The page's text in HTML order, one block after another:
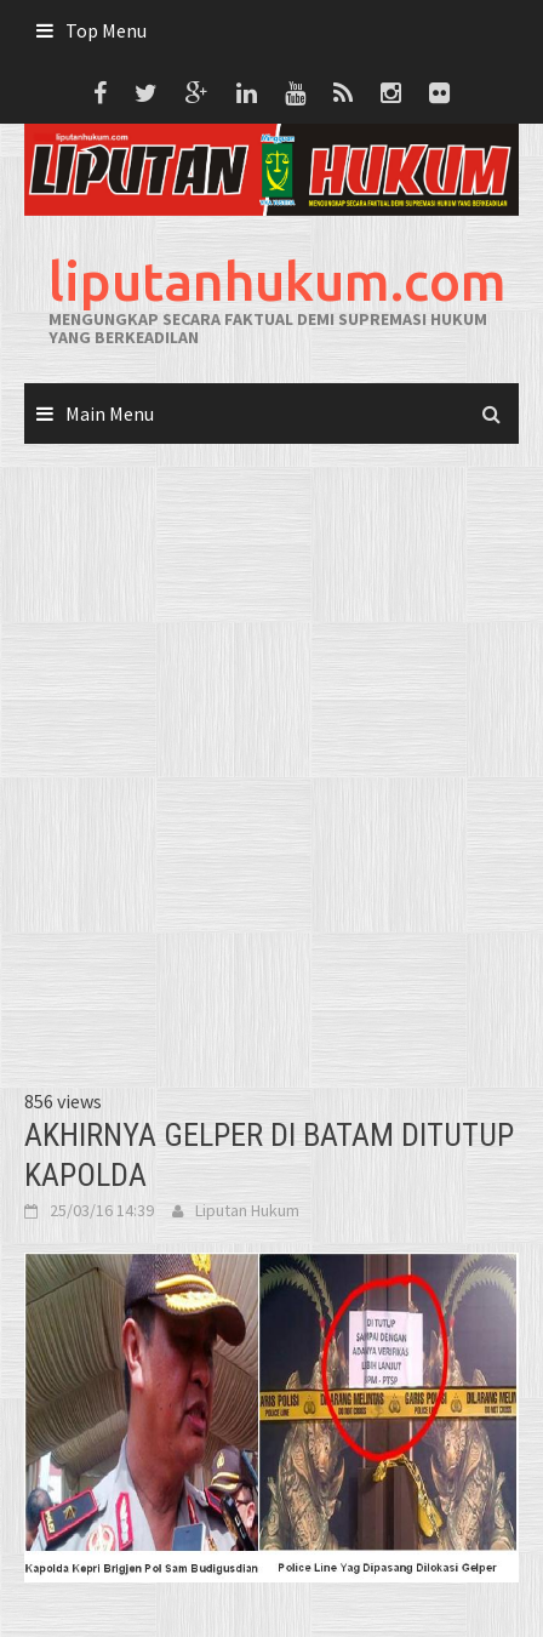
Top Menu
liputanhukum.com
MENGUNGKAP SECARA FAKTUAL DEMI SUPREMASI HUKUM
YANG BERKEADILAN
Main Menu
856 views
AKHIRNYA GELPER DI BATAM DITUTUP
KAPOLDA
25/03/16 14:39 Liputan Hukum